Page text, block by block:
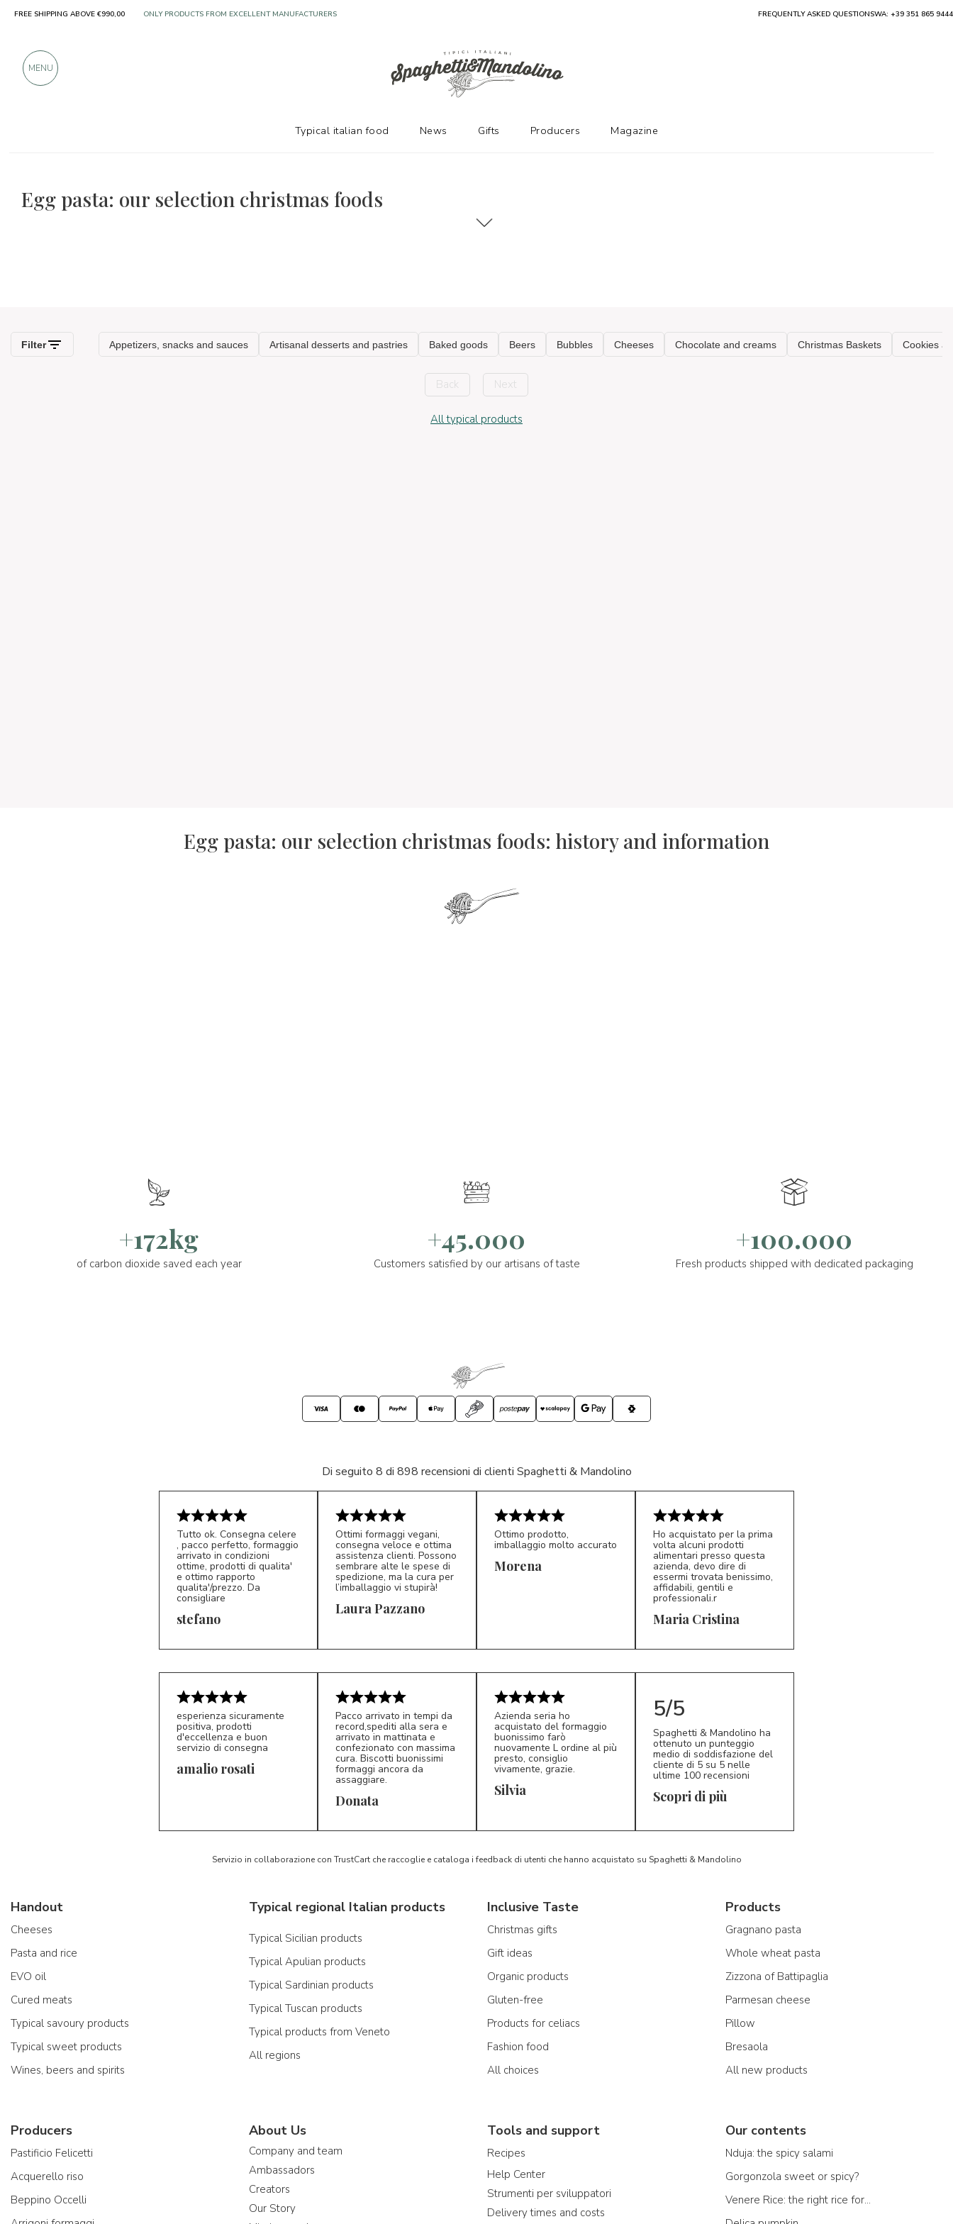
Egg pasta: our selection christmas foods
Back Next
All typical products
Egg pasta: our selection christmas foods: history and information
+172kg
of carbon dioxide saved each year
+45.000
Customers satisfied by our artisans of taste
+100.000
Fresh products shipped with dedicated packaging
Di seguito 8 di 898 recensioni di clienti Spaghetti & Mandolino
S*
Tutto ok. Consegna celere
, pacco perfetto, formaggio
arrivato in condizioni
ottime, prodotti di qualita'
e ottimo rapporto
qualita'/prezzo. Da
consigliare
stefano LP 5/5
Ottimi formaggi vegani,
consegna veloce e ottima
assistenza clienti. Possono
sembrare alte le spese di
spedizione, ma la cura per
l’imballaggio vi stupirà!
Laura Pazzano
Ottimo prodotto,
imballaggio molto accurato
Morena
MC 5/5
Ho acquistato per la prima
volta alcuni prodotti
alimentari presso questa
azienda, devo dire di
essermi trovata benissimo,
affidabili, gentili e
professionali.r
Maria Cristina
esperienza sicuramente
positiva, prodotti
d'eccellenza e buon
servizio di consegna
amalio rosati
D*
Pacco arrivato in tempi da
record,spediti alla sera e
arrivato in mattinata e
confezionato con massima
cura. Biscotti buonissimi
formaggi ancora da
assaggiare.
Donata S*
Azienda seria ho
acquistato del formaggio
buonissimo farò
nuovamente L ordine al più
presto, consiglio
vivamente, grazie.
Silvia
5/5
Spaghetti & Mandolino ha
ottenuto un punteggio
medio di soddisfazione del
cliente di 5 su 5 nelle
ultime 100 recensioni
Scopri di più
Servizio in collaborazione con TrustCart che raccoglie e cataloga i feedback di utenti che hanno acquistato su Spaghetti & Mandolino
Handout
Cheeses
Pasta and rice
EVO oil
Cured meats
Typical savoury products
Typical sweet products
Wines, beers and spirits
Typical regional Italian products
Typical Sicilian products
Typical Apulian products
Typical Sardinian products
Typical Tuscan products
Typical products from Veneto
All regions
Inclusive Taste
Christmas gifts
Gift ideas
Organic products
Gluten-free
Products for celiacs
Fashion food
All choices
Products
Gragnano pasta
Whole wheat pasta
Zizzona of Battipaglia
Parmesan cheese
Pillow
Bresaola
All new products
Producers
Pastificio Felicetti
Acquerello riso
Beppino Occelli
About Us
Company and team
Ambassadors
Creators
Our Story
Tools and support
Recipes
Help Center
Strumenti per sviluppatori
Delivery times and costs
Our contents
Nduja: the spicy salami
Gorgonzola sweet or spicy?
Venere Rice: the right rice for...
FREE SHIPPING ABOVE €990,00 ONLY PRODUCTS FROM EXCELLENT MANUFACTURERS FREQUENTLY ASKED QUESTIONSWA: +39 351 865 9444
MENU
Typical italian food News Gifts Producers Magazine